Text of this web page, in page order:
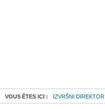
VOUS ÊTES ICI : IZVRŠNI DIREKTOR